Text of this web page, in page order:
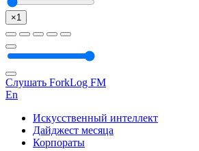
×1
Слушать ForkLog FM
En
Искусственный интеллект
Дайджест месяца
Корпораты